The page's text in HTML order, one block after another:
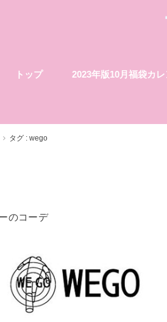
トップ 2023年版10月福袋カ
タグ : wego
のコーデ